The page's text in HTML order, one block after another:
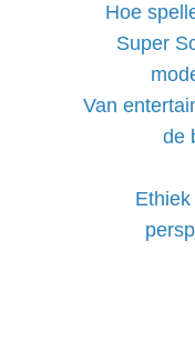
Hoe
Super
Van
de